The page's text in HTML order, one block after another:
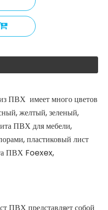
из ПВХ
из ПВХ имеет много
красный, желтый,
порами,